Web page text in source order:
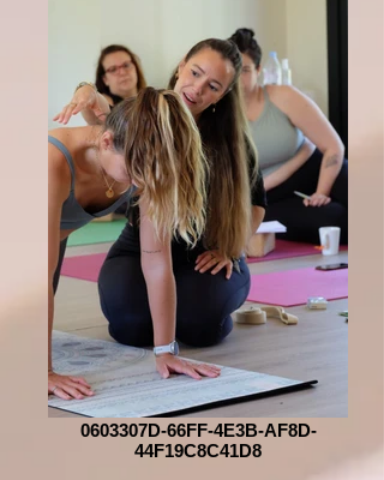
0603307D-66FF-4E3B-AF8D-
44F19C8C41D8